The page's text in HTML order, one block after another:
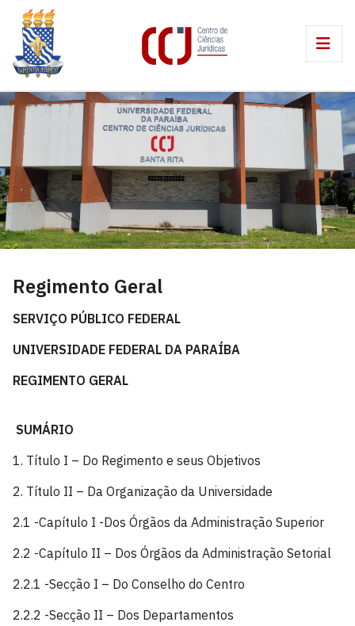
Regimento Geral
SERVIÇO PÚBLICO FEDERAL
UNIVERSIDADE FEDERAL DA PARAÍBA
REGIMENTO GERAL
SUMÁRIO
1. Título I – Do Regimento e seus Objetivos
2. Título II – Da Organização da Universidade
2.1 -Capítulo I -Dos Órgãos da Administração Superior
2.2 -Capítulo II – Dos Órgãos da Administração Setorial
2.2.1 -Secção I – Do Conselho do Centro
2.2.2 -Secção II – Dos Departamentos